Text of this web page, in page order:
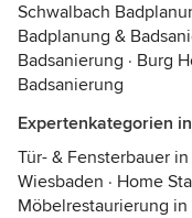
Schwalbach
Badplanung &
Badsanierung · Burg
Badsanierung
Expertenkategorien
Tür- & Fensterbauer
Wiesbaden · Home
Möbelrestaurierung in